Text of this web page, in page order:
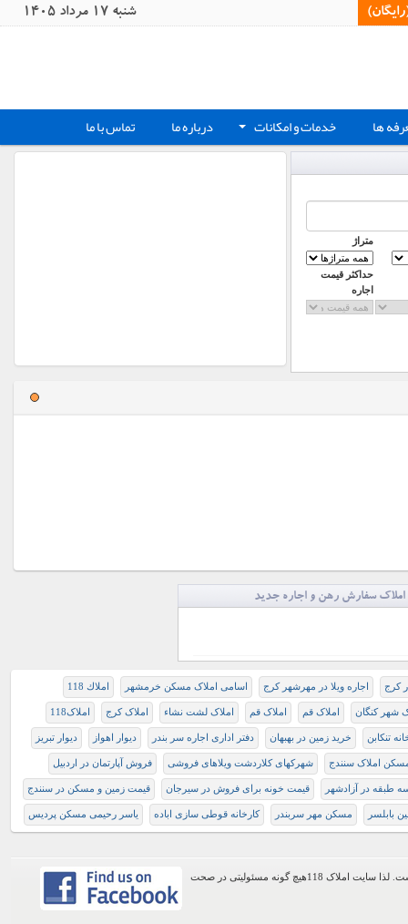
شنبه 17 مرداد 1405
ها + خدمات و امکانات درباره ما تماس با ما
متراژ
حداکثر قیمت
اجاره
املاک سفارش رهن و اجاره جدید
کرج اجاره ویلا در مهرشهر کرج اسامی املاک مسکن خرمشهر املاك 118
شهر کنگان املاک قم املاک قم املاک لشت نشاء املاک کرج املاک118
تنکابن خرید زمین در بهبهان دفتر اداری اجاره سر بندر دیوار اهواز دیوار تبریز
املاک سنندج شهرکهای کلاردشت ویلاهای فروشی فروش آپارتمان در اردبیل
طبقه در آزادشهر قیمت خونه برای فروش در سیرجان قیمت زمین و مسکن در سنندج
بابلسر مسکن مهر سربندر کارخانه قوطی سازی اباده یاسر رحیمی مسکن پردیس
اطلاعات موجود در این وب سایت از طریق کاربران عمومی سایت ثبت شده است. لذا سایت املاک 118هیچ گونه مسئولیتی در صحت